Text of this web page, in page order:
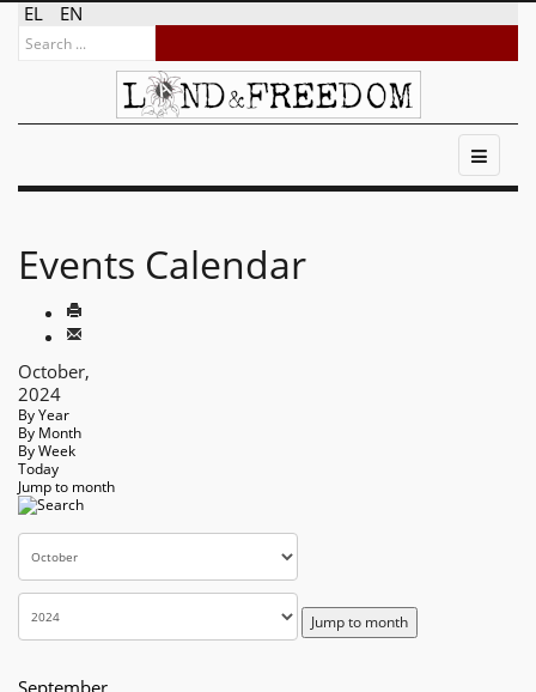
EL EN
Events Calendar
October,
2024
By Year
By Month
By Week
Today
Jump to month
Jump to month
September